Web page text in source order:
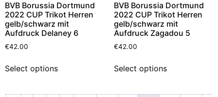
BVB Borussia Dortmund
2022 CUP Trikot Herren
gelb/schwarz mit
Aufdruck Delaney 6
€42.00
Select options
BVB Borussia Dortmund
2022 CUP Trikot Herren
gelb/schwarz mit
Aufdruck Zagadou 5
€42.00
Select options